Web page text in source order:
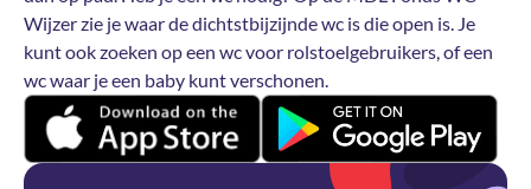
Wijzer zie je waar de dichtstbijzijnde wc is die open is. Je
kunt ook zoeken op een wc voor rolstoelgebruikers, of een
wc waar je een baby kunt verschonen.